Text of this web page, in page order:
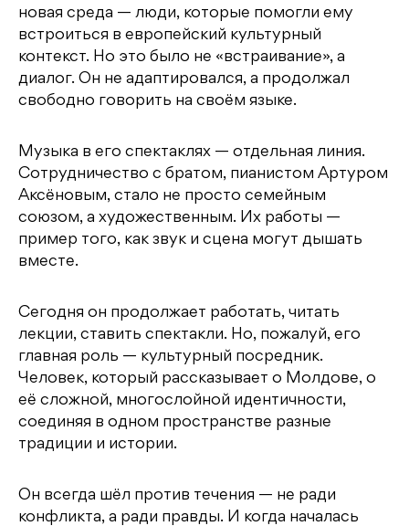
новая среда — люди, которые помогли ему
встроиться в европейский культурный
контекст. Но это было не «встраивание», а
диалог. Он не адаптировался, а продолжал
свободно говорить на своём языке.
Музыка в его спектаклях — отдельная линия.
Сотрудничество с братом, пианистом Артуром
Аксёновым, стало не просто семейным
союзом, а художественным. Их работы —
пример того, как звук и сцена могут дышать
вместе.
Сегодня он продолжает работать, читать
лекции, ставить спектакли. Но, пожалуй, его
главная роль — культурный посредник.
Человек, который рассказывает о Молдове, о
её сложной, многослойной идентичности,
соединяя в одном пространстве разные
традиции и истории.
Он всегда шёл против течения — не ради
конфликта, а ради правды. И когда началась